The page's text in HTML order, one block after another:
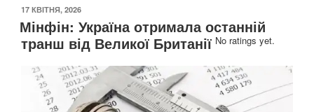
ОПУБЛІКОВАНО
17 КВІТНЯ, 2026
Мінфін: Україна отримала останній
транш від Великої Британії No ratings yet.